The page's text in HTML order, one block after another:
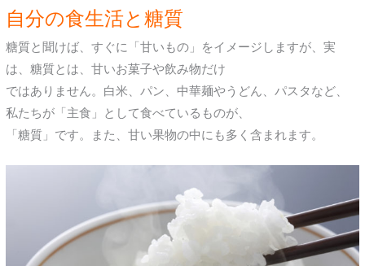
自分の食生活と糖質
糖質と聞けば、すぐに「甘いもの」をイメージしますが、実
は、糖質とは、甘いお菓子や飲み物だけ
ではありません。白米、パン、中華麺やうどん、パスタなど、
私たちが「主食」として食べているものが、
「糖質」です。また、甘い果物の中にも多く含まれます。